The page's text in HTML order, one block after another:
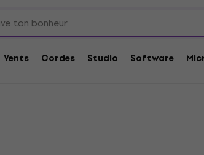
Vents Cordes Studio Software